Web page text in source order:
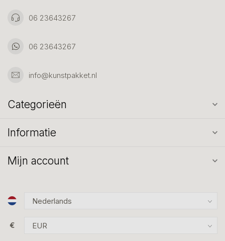
06 23643267
06 23643267
info@kunstpakket.nl
Categorieën
Informatie
Mijn account
€